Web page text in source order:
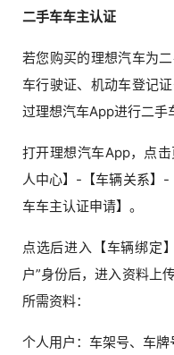
二手车车主认证
若您购买的理想汽车为
车行驶证、机动车登记
过理想汽车App进行二手
打开理想汽车App，点
人中心】-【车辆关系】
车车主认证申请】。
点选后进入【车辆绑定
户”身份后，进入资料上
所需资料：
个人用户：车架号、车